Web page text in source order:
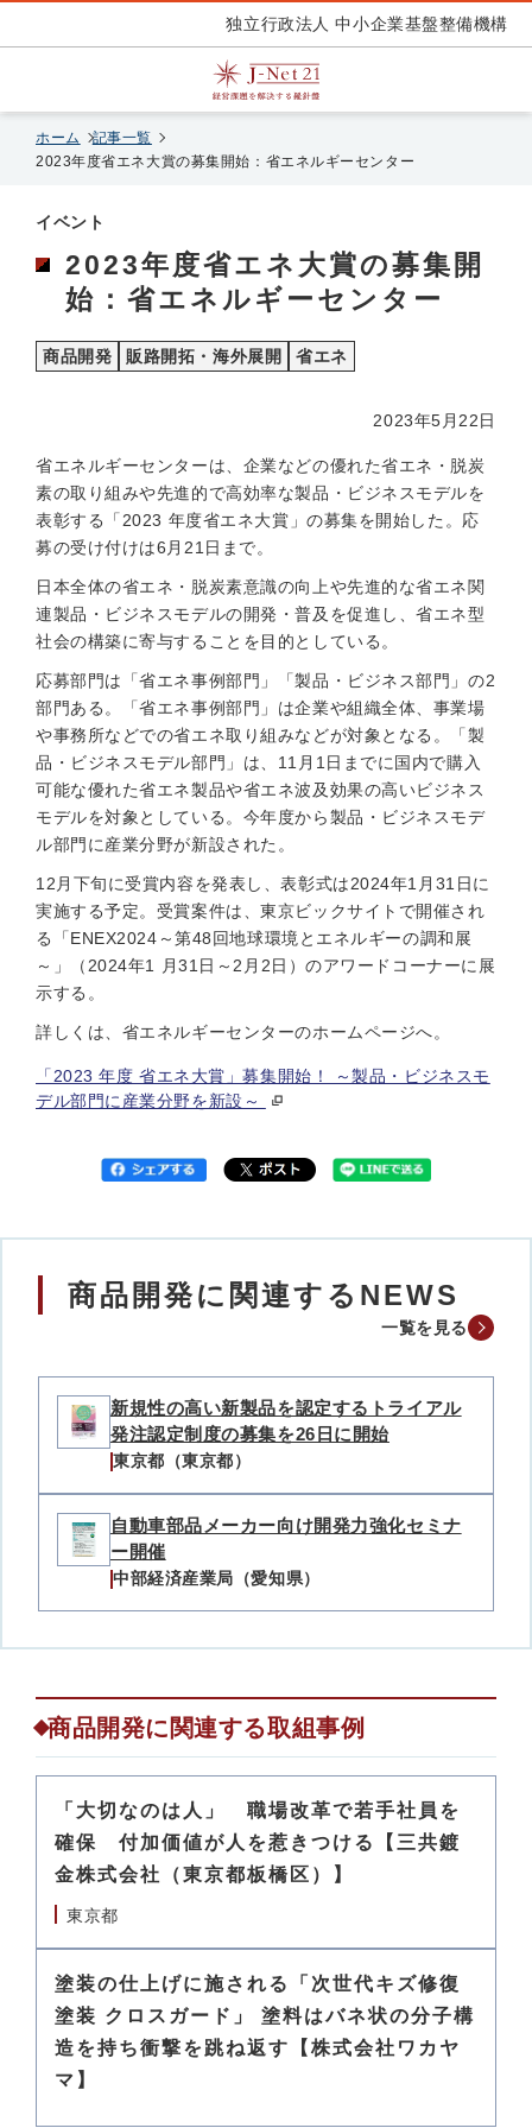
独立行政法人 中小企業基盤整備機構
ホーム
記事一覧
2023年度省エネ大賞の募集開始：省エネルギーセンター
イベント
2023年度省エネ大賞の募集開
始：省エネルギーセンター
商品開発 販路開拓・海外展開 省エネ
2023年5月22日
省エネルギーセンターは、企業などの優れた省エネ・脱炭
素の取り組みや先進的で高効率な製品・ビジネスモデルを
表彰する「2023 年度省エネ大賞」の募集を開始した。応
募の受け付けは6月21日まで。
日本全体の省エネ・脱炭素意識の向上や先進的な省エネ関
連製品・ビジネスモデルの開発・普及を促進し、省エネ型
社会の構築に寄与することを目的としている。
応募部門は「省エネ事例部門」「製品・ビジネス部門」の2
部門ある。「省エネ事例部門」は企業や組織全体、事業場
や事務所などでの省エネ取り組みなどが対象となる。「製
品・ビジネスモデル部門」は、11月1日までに国内で購入
可能な優れた省エネ製品や省エネ波及効果の高いビジネス
モデルを対象としている。今年度から製品・ビジネスモデ
ル部門に産業分野が新設された。
12月下旬に受賞内容を発表し、表彰式は2024年1月31日に
実施する予定。受賞案件は、東京ビックサイトで開催され
る「ENEX2024～第48回地球環境とエネルギーの調和展
～」（2024年1 月31日～2月2日）のアワードコーナーに展
示する。
詳しくは、省エネルギーセンターのホームページへ。
「2023 年度 省エネ大賞」募集開始！ ～製品・ビジネスモ
デル部門に産業分野を新設～
商品開発に関連するNEWS
一覧を見る
新規性の高い新製品を認定するトライアル
発注認定制度の募集を26日に開始
東京都（東京都）
自動車部品メーカー向け開発力強化セミナ
ー開催
中部経済産業局（愛知県）
商品開発に関連する取組事例
「大切なのは人」 職場改革で若手社員を
確保 付加価値が人を惹きつける【三共鍍
金株式会社（東京都板橋区）】
東京都
塗装の仕上げに施される「次世代キズ修復
塗装 クロスガード」 塗料はバネ状の分子構
造を持ち衝撃を跳ね返す【株式会社ワカヤ
マ】